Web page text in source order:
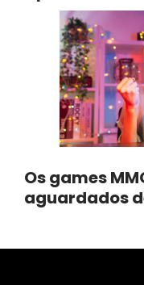
Os games
aguardados